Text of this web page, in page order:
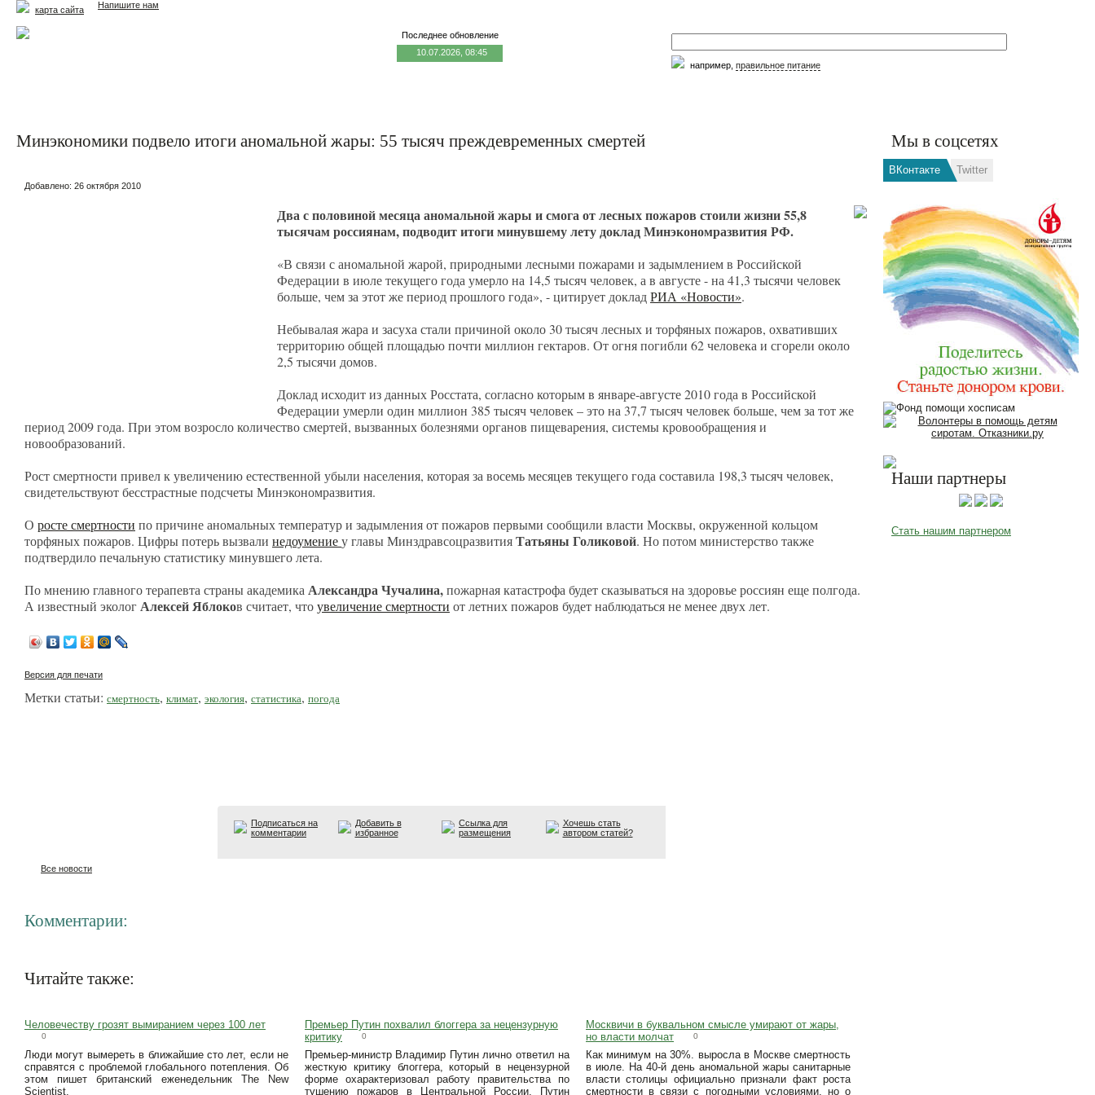
Напишите нам
например, правильное питание
карта сайта
Последнее обновление
10.07.2026, 08:45
Мы в соцсетях
ВКонтакте Twitter
Наши партнеры
Стать нашим партнером
Минэкономики подвело итоги аномальной жары: 55 тысяч преждевременных смертей
Добавлено: 26 октября 2010
Два с половиной месяца аномальной жары и смога от лесных пожаров стоили жизни 55,8
тысячам россиянам, подводит итоги минувшему лету доклад Минэкономразвития РФ.
«В связи с аномальной жарой, природными лесными пожарами и задымлением в Российской
Федерации в июле текущего года умерло на 14,5 тысяч человек, а в августе - на 41,3 тысячи человек
больше, чем за этот же период прошлого года», - цитирует докладРИА «Новости».
Небывалая жара и засуха стали причиной около 30 тысяч лесных и торфяных пожаров, охвативших
территорию общей площадью почти миллион гектаров. От огня погибли 62 человека и сгорели около
2,5 тысячи домов.
Доклад исходит из данных Росстата, согласно которым в январе-августе 2010 года в Российской
Федерации умерли один миллион 385 тысяч человек – это на 37,7 тысяч человек больше, чем за тот же
период 2009 года. При этом возросло количество смертей, вызванных болезнями органов пищеварения, системы кровообращения и
новообразований.
Рост смертности привел к увеличению естественной убыли населения, которая за восемь месяцев текущего года составила 198,3 тысяч человек,
свидетельствуют бесстрастные подсчеты Минэкономразвития.
О росте смертности по причине аномальных температур и задымления от пожаров первыми сообщили власти Москвы, окруженной кольцом
торфяных пожаров. Цифры потерь вызвали недоумениеу главы МинздравсоцразвитияТатьяны Голиковой. Но потом министерство также
подтвердило печальную статистику минувшего лета.
По мнению главного терапевта страны академика Александра Чучалина,пожарная катастрофа будет сказываться на здоровье россиян еще полгода.
А известный экологАлексей Яблоков считает, чтоувеличение смертности от летних пожаров будет наблюдаться не менее двух лет.
Версия для печати
Метки статьи: смертность, климат, экология, статистика, погода
Подписаться на
комментарии
Добавить в
избранное
Ссылка для
размещения
Хочешь стать
автором статей?
Все новости
Комментарии:
Читайте также:
Человечеству грозят вымиранием через 100 лет
0
Люди могут вымереть в ближайшие сто лет, если не
справятся с проблемой глобального потепления. Об
этом пишет британский еженедельник The New
Scientist.
Премьер Путин похвалил блоггера за нецензурную
критику
0
Премьер-министр Владимир Путин лично ответил на
жесткую критику блоггера, который в нецензурной
форме охарактеризовал работу правительства по
тушению пожаров в Центральной России. Путин
Москвичи в буквальном смысле умирают от жары,
но власти молчат
0
Как минимум на 30%. выросла в Москве смертность
в июле. На 40-й день аномальной жары санитарные
власти столицы официально признали факт роста
смертности в связи с погодными условиями, но о